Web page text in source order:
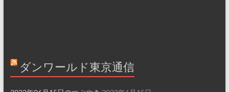
ダンワールド東京通信